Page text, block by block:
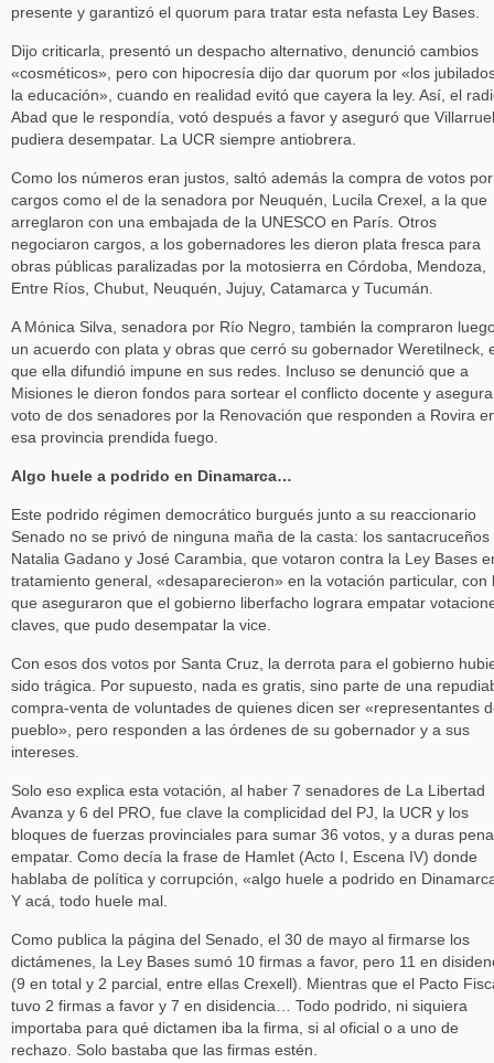
presente y garantizó el quorum para tratar esta nefasta Ley Bases.
Dijo criticarla, presentó un despacho alternativo, denunció cambios
«cosméticos», pero con hipocresía dijo dar quorum por «los
la educación», cuando en realidad evitó que cayera la ley. Así, el
Abad que le respondía, votó después a favor y aseguró que Villarruel
pudiera desempatar. La UCR siempre antiobrera.
Como los números eran justos, saltó además la compra de votos por
cargos como el de la senadora por Neuquén, Lucila Crexel, a la que
arreglaron con una embajada de la UNESCO en París. Otros
negociaron cargos, a los gobernadores les dieron plata fresca para
obras públicas paralizadas por la motosierra en Córdoba, Mendoza,
Entre Ríos, Chubut, Neuquén, Jujuy, Catamarca y Tucumán.
A Mónica Silva, senadora por Río Negro, también la compraron
un acuerdo con plata y obras que cerró su gobernador Weretilneck,
que ella difundió impune en sus redes. Incluso se denunció que a
Misiones le dieron fondos para sortear el conflicto docente y
voto de dos senadores por la Renovación que responden a Rovira
esa provincia prendida fuego.
Algo huele a podrido en Dinamarca…
Este podrido régimen democrático burgués junto a su reaccionario
Senado no se privó de ninguna maña de la casta: los santacruceños
Natalia Gadano y José Carambia, que votaron contra la Ley Bases
tratamiento general, «desaparecieron» en la votación particular, con
que aseguraron que el gobierno liberfacho lograra empatar
claves, que pudo desempatar la vice.
Con esos dos votos por Santa Cruz, la derrota para el gobierno
sido trágica. Por supuesto, nada es gratis, sino parte de una
compra-venta de voluntades de quienes dicen ser «representantes
pueblo», pero responden a las órdenes de su gobernador y a sus
intereses.
Solo eso explica esta votación, al haber 7 senadores de La Libertad
Avanza y 6 del PRO, fue clave la complicidad del PJ, la UCR y los
bloques de fuerzas provinciales para sumar 36 votos, y a duras
empatar. Como decía la frase de Hamlet (Acto I, Escena IV) donde
hablaba de política y corrupción, «algo huele a podrido en
Y acá, todo huele mal.
Como publica la página del Senado, el 30 de mayo al firmarse los
dictámenes, la Ley Bases sumó 10 firmas a favor, pero 11 en
(9 en total y 2 parcial, entre ellas Crexell). Mientras que el Pacto
tuvo 2 firmas a favor y 7 en disidencia… Todo podrido, ni siquiera
importaba para qué dictamen iba la firma, si al oficial o a uno de
rechazo. Solo bastaba que las firmas estén.